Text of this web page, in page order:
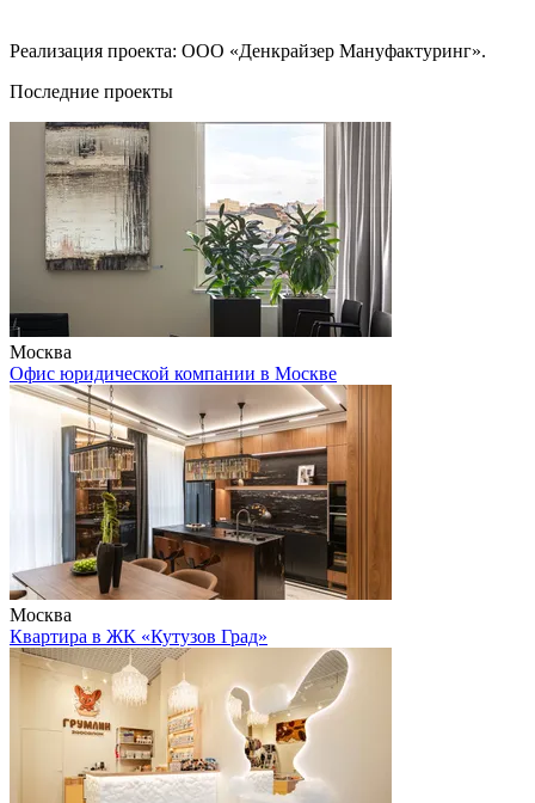
Реализация проекта: ООО «Денкрайзер Мануфактуринг».
Последние проекты
Москва
Офис юридической компании в Москве
Москва
Квартира в ЖК «Кутузов Град»